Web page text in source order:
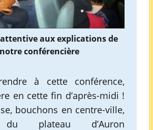
aux explications de
notre conférencière
à cette conférence,
en cette fin d’après-midi !
bouchons en centre-ville,
du plateau d’Auron